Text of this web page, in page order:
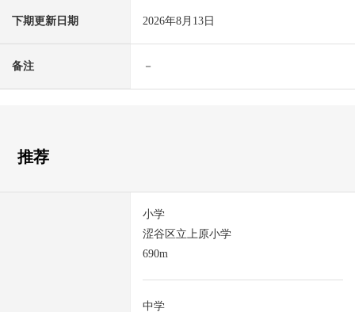
下期更新日期 2026年8月13日
备注 －
推荐
小学
涩谷区立上原小学
690m
中学